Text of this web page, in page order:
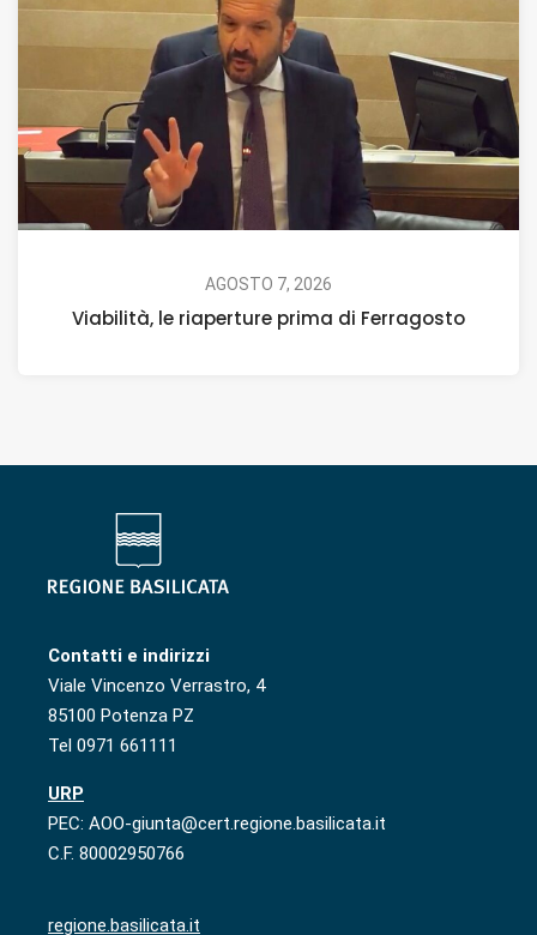
AGOSTO 7, 2026
Viabilità, le riaperture prima di Ferragosto
Contatti e indirizzi
Viale Vincenzo Verrastro, 4
85100 Potenza PZ
Tel 0971 661111
URP
PEC: AOO-giunta@cert.regione.basilicata.it
C.F. 80002950766
regione.basilicata.it